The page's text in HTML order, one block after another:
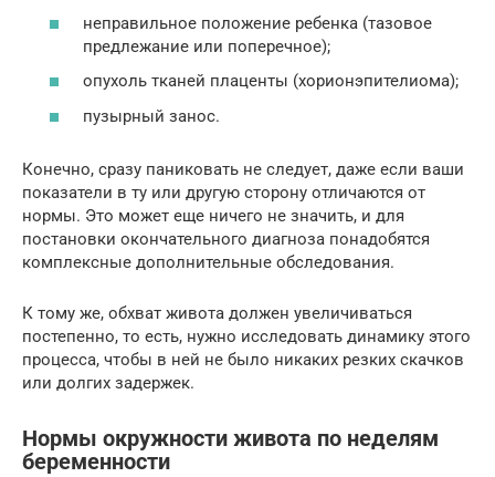
неправильное положение ребенка (тазовое
предлежание или поперечное);
опухоль тканей плаценты (хорионэпителиома);
пузырный занос.
Конечно, сразу паниковать не следует, даже если ваши
показатели в ту или другую сторону отличаются от
нормы. Это может еще ничего не значить, и для
постановки окончательного диагноза понадобятся
комплексные дополнительные обследования.
К тому же, обхват живота должен увеличиваться
постепенно, то есть, нужно исследовать динамику этого
процесса, чтобы в ней не было никаких резких скачков
или долгих задержек.
Нормы окружности живота по неделям
беременности